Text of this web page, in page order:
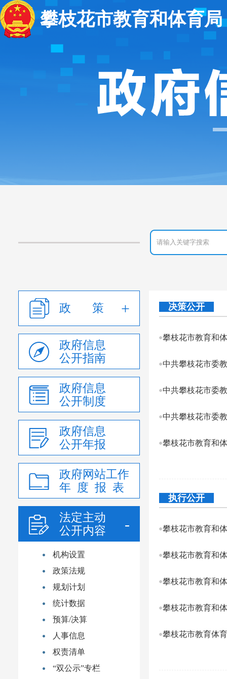
攀枝花市教育和体育局
政 策
政府信息
公开指南
政府信息
公开制度
政府信息
公开年报
政府网站工作
年 度 报 表
法定主动
公开内容
机构设置
政策法规
规划计划
统计数据
预算/决算
人事信息
权责清单
“双公示”专栏
决策公开
中共攀枝花市委
执行公开
攀枝花市教育和
攀枝花市教育和
攀枝花市教育和
攀枝花市教育和
攀枝花市教育体